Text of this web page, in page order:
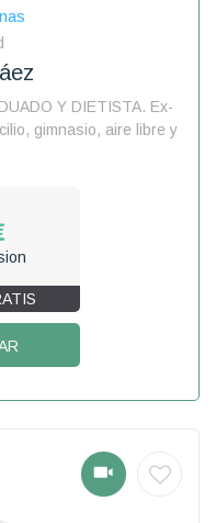
Y DIETISTA. Ex-
gimnasio, aire libre y